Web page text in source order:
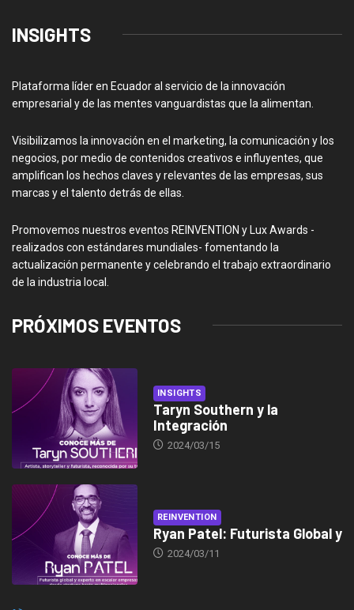
INSIGHTS
Plataforma líder en Ecuador al servicio de la innovación
empresarial y de las mentes vanguardistas que la alimentan.
Visibilizamos la innovación en el marketing, la comunicación y los
negocios, por medio de contenidos creativos e influyentes, que
amplifican los hechos claves y relevantes de las empresas, sus
marcas y el talento detrás de ellas.
Promovemos nuestros eventos REINVENTION y Lux Awards -
realizados con estándares mundiales- fomentando la
actualización permanente y celebrando el trabajo extraordinario
de la industria local.
PRÓXIMOS EVENTOS
INSIGHTS
Taryn Southern y la
Integración
2024/03/15
REINVENTION
Ryan Patel: Futurista Global y
2024/03/11